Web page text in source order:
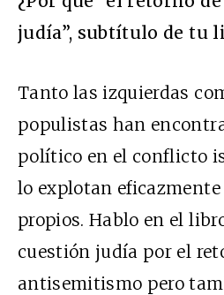
judía”, subtítulo de tu
Tanto las izquierdas
populistas han
político en el conflicto
lo explotan
propios. Hablo en el
cuestión judía por el
antisemitismo pero